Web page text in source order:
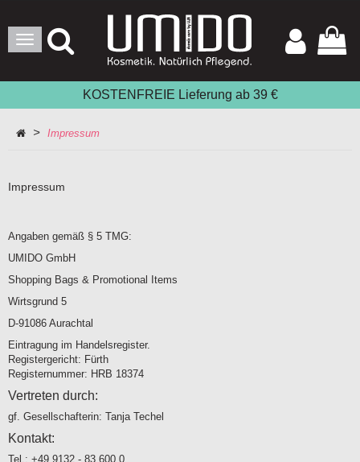
Toggle
Navigation
KOSTENFREIE Lieferung ab 39 €
> Impressum
Impressum
Angaben gemäß § 5 TMG:
UMIDO GmbH
Shopping Bags & Promotional Items
Wirtsgrund 5
D-91086 Aurachtal
Eintragung im Handelsregister.
Registergericht: Fürth
Registernummer: HRB 18374
Vertreten durch:
gf. Gesellschafterin: Tanja Techel
Kontakt:
Tel.: +49 9132 - 83 600 0